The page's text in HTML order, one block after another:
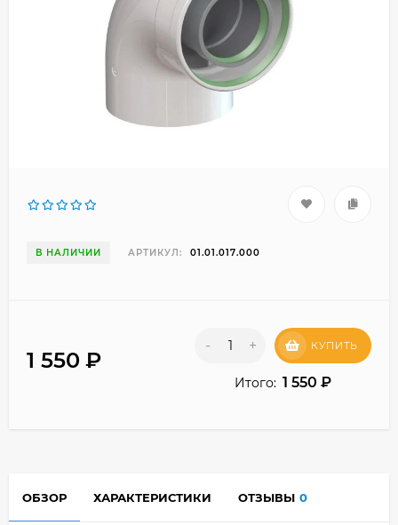
В НАЛИЧИИ АРТИКУЛ: 01.01.017.000
1 550 ₽
- + КУПИТЬ
Итого: 1 550 ₽
ОБЗОР ХАРАКТЕРИСТИКИ ОТЗЫВЫ 0